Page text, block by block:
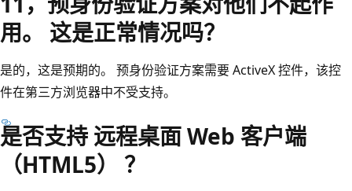
用。 这是正常情况吗？
是的，这是预期的。 预身份验证方案需要 ActiveX 控件，该控
件在第三方浏览器中不受支持。
是否支持 远程桌面 Web 客户端
（HTML5） ？